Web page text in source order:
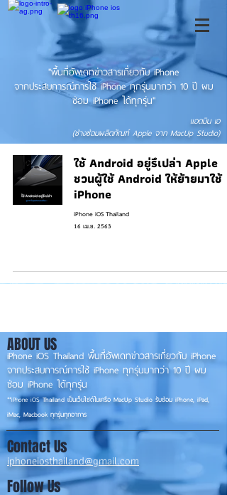
"พื้นที่อัพเดทข่าวสารเกี่ยวกับ iPhone
จากประสบการณ์การใช้ iPhone ทุกรุ่นมากว่า 10 ปี ผม
ซ่อม iPhone ได้ทุกรุ่น"
แอดมิน เอ
(ช่างซ่อมผลิตภัณฑ์ Apple จาก MacUp Studio)
ใช้ Android อยู่รึเปล่า Apple
ชวนผู้ใช้ Android ให้ย้ายมาใช้
iPhone
iPhone iOS Thailand
16 เม.ย. 2563
iPhone iOS Thailand พื้นที่อัพเดทข่าวสารเกี่ยวกับ iPhone
จากประสบการณ์การใช้ iPhone ทุกรุ่นมากว่า 10 ปี ผม
ซ่อม iPhone ได้ทุกรุ่น
**iPhone iOSThailand เป็นเว็บไซต์ในเครือ MacUp Studio รับซ่อม iPhone, iPad,
iMac, Macbook ทุกรุ่นทุกอาการ
ABOUT US
iphoneiosthailand@gmail.com
Contact Us
Follow Us